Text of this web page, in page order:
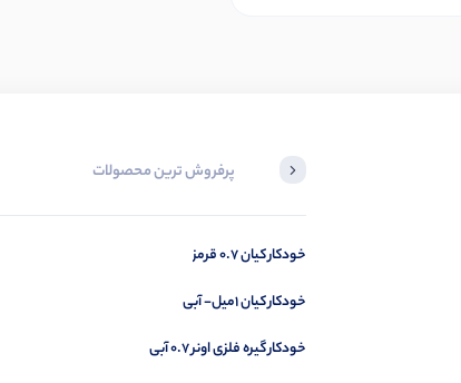
پرفروش ترین محصولات
خودکار کیان 0.7 قرمز
خودکار کیان 1میل- آبی
خودکار گیره فلزی اونر 0.7 آبی